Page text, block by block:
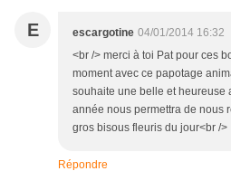
E escargotine 04/01/2014 16:32
<br /> merci à toi Pat pour ces
moment avec ce papotage
souhaite une belle et heureuse
année nous permettra de nous
gros bisous fleuris du jour<br />
Répondre